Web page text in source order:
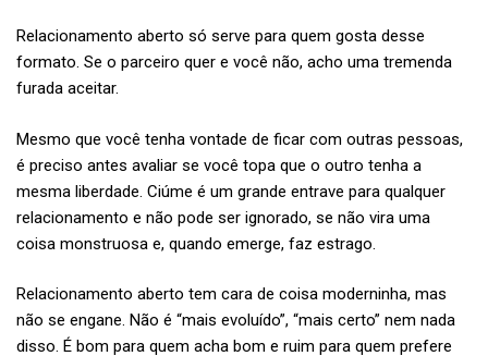
Relacionamento aberto só serve para quem gosta desse
formato. Se o parceiro quer e você não, acho uma tremenda
furada aceitar.
Mesmo que você tenha vontade de ficar com outras pessoas,
é preciso antes avaliar se você topa que o outro tenha a
mesma liberdade. Ciúme é um grande entrave para qualquer
relacionamento e não pode ser ignorado, se não vira uma
coisa monstruosa e, quando emerge, faz estrago.
Relacionamento aberto tem cara de coisa moderninha, mas
não se engane. Não é “mais evoluído”, “mais certo” nem nada
disso. É bom para quem acha bom e ruim para quem prefere